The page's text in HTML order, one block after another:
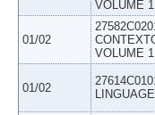
VOLUME 1
01/02
VOLUME 1
01/02